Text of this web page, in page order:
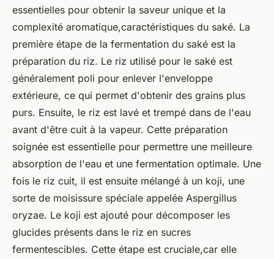
essentielles pour obtenir la saveur unique et la
complexité aromatique,caractéristiques du saké. La
première étape de la fermentation du saké est la
préparation du riz. Le riz utilisé pour le saké est
généralement poli pour enlever l'enveloppe
extérieure, ce qui permet d'obtenir des grains plus
purs. Ensuite, le riz est lavé et trempé dans de l'eau
avant d'être cuit à la vapeur. Cette préparation
soignée est essentielle pour permettre une meilleure
absorption de l'eau et une fermentation optimale. Une
fois le riz cuit, il est ensuite mélangé à un koji, une
sorte de moisissure spéciale appelée Aspergillus
oryzae. Le koji est ajouté pour décomposer les
glucides présents dans le riz en sucres
fermentescibles. Cette étape est cruciale,car elle